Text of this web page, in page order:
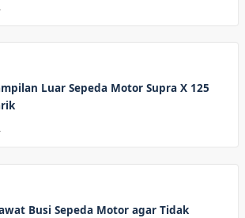
Luar Sepeda Motor Supra X 125
Busi Sepeda Motor agar Tidak